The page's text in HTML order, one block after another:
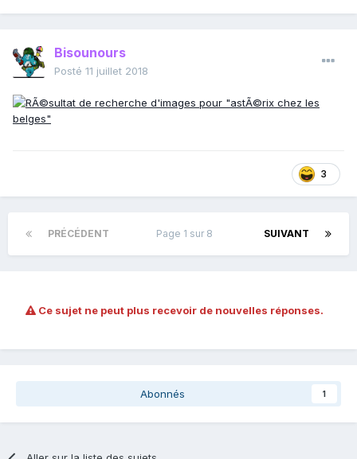
Bisounours
Posté 11 juillet 2018
3
PRÉCÉDENT SUIVANT
Page 1 sur 8
Ce sujet ne peut plus recevoir de nouvelles réponses.
Abonnés 1